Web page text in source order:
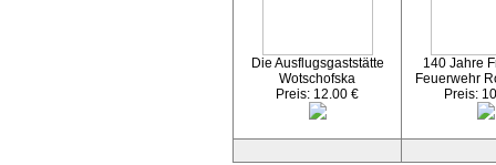
Die Ausflugsgaststätte
Wotschofska
Preis: 12.00 €
140 Jahre
Feuerwehr
Preis: